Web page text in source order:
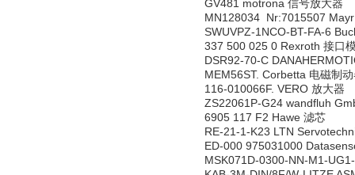
GV481 motrona 信号放大器
MN128034 Nr:7015507
SWUVPZ-1NCO-BT-FA-6
337 500 025 0 Rexroth 接口
DSR92-70-C
MEM56ST. Corbetta 电磁制
116-010066F. VERO 放大器
ZS22061P-G24 wandfluh
6905 117 F2 Hawe 滤芯
RE-21-1-K23 LTN
ED-000 975031000
MSK071D-0300-NN-M1-